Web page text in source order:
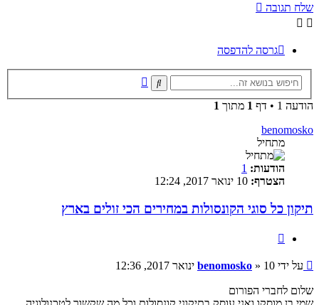
שלח תגובה
גרסה להדפסה
חיפוש
הודעה 1 • דף
1 מתוך 1
benomosko
מתחיל
הודעות: 1
הצטרף:
תיקון כל סוגי הקונסולות במחירים הכי זולים בארץ
שליחה
על ידי benomosko » 10 ינואר 2017, 12:36
שלום לחברי הפורום